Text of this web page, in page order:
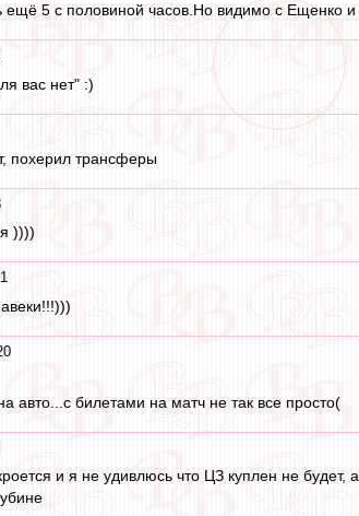
ещё 5 с половиной часов.Но видимо с Ещенко
вас нет" :)
похерил трансферы
))))
авто...с билетами на матч не так все просто(
и я не удивлюсь что ЦЗ куплен не будет,